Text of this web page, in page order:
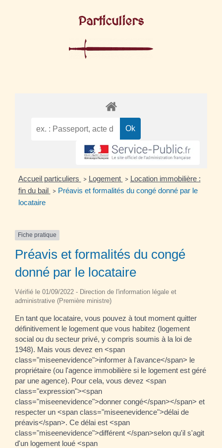
Particuliers
Accueil particuliers > Logement > Location immobilière :
fin du bail > Préavis et formalités du congé donné par le
locataire
Fiche pratique
Préavis et formalités du congé
donné par le locataire
Vérifié le 01/09/2022 - Direction de l'information légale et
administrative (Première ministre)
En tant que locataire, vous pouvez à tout moment quitter
définitivement le logement que vous habitez (logement
social ou du secteur privé, y compris soumis à la loi de
1948). Mais vous devez en <span
class="miseenevidence">informer à l'avance</span> le
propriétaire (ou l'agence immobilière si le logement est géré
par une agence). Pour cela, vous devez <span
class="expression"><span
class="miseenevidence">donner congé</span></span> et
respecter un <span class="miseenevidence">délai de
préavis</span>. Ce délai est <span
class="miseenevidence">différent </span>selon qu'il s'agit
d'un logement loué <span